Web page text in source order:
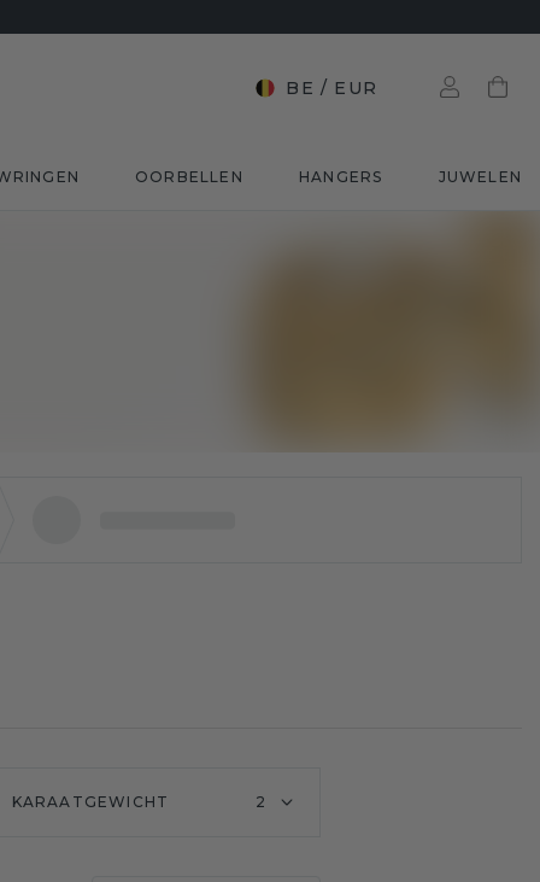
BE / EUR
OORBELLEN HANGERS JUWELEN
KARAATGEWICHT 2